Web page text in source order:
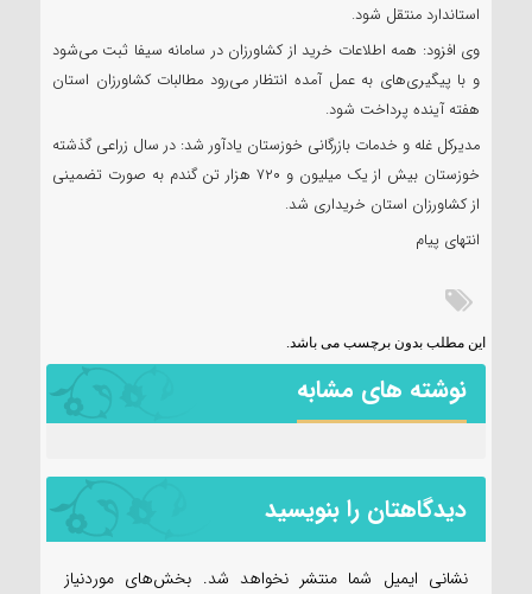
استاندارد منتقل شود.
وی افزود: همه اطلاعات خرید از کشاورزان در سامانه سیفا ثبت می‌شود
و با پیگیری‌های به عمل آمده انتظار می‌رود مطالبات کشاورزان استان
هفته آینده پرداخت شود.
مدیرکل غله و خدمات بازرگانی خوزستان یادآور شد: در سال زراعی گذشته
خوزستان بیش از یک میلیون و ۷۲۰ هزار تن گندم به صورت تضمینی
از کشاورزان استان خریداری شد.
انتهای پیام
این مطلب بدون برچسب می باشد.
نوشته های مشابه
دیدگاهتان را بنویسید
نشانی ایمیل شما منتشر نخواهد شد. بخش‌های موردنیاز